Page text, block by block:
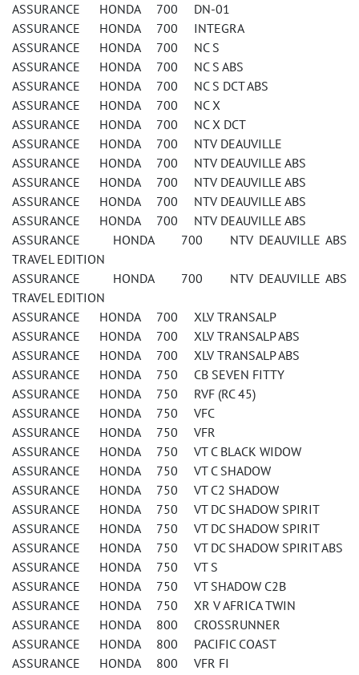
ASSURANCE HONDA 700 DN-01
ASSURANCE HONDA 700 INTEGRA
ASSURANCE HONDA 700 NC S
ASSURANCE HONDA 700 NC S ABS
ASSURANCE HONDA 700 NC S DCT ABS
ASSURANCE HONDA 700 NC X
ASSURANCE HONDA 700 NC X DCT
ASSURANCE HONDA 700 NTV DEAUVILLE
ASSURANCE HONDA 700 NTV DEAUVILLE ABS
ASSURANCE HONDA 700 NTV DEAUVILLE ABS
ASSURANCE HONDA 700 NTV DEAUVILLE ABS
ASSURANCE HONDA 700 NTV DEAUVILLE ABS
ASSURANCE HONDA 700 NTV DEAUVILLE ABS
TRAVEL EDITION
ASSURANCE HONDA 700 NTV DEAUVILLE ABS
TRAVEL EDITION
ASSURANCE HONDA 700 XLV TRANSALP
ASSURANCE HONDA 700 XLV TRANSALP ABS
ASSURANCE HONDA 700 XLV TRANSALP ABS
ASSURANCE HONDA 750 CB SEVEN FITTY
ASSURANCE HONDA 750 RVF (RC 45)
ASSURANCE HONDA 750 VFC
ASSURANCE HONDA 750 VFR
ASSURANCE HONDA 750 VT C BLACK WIDOW
ASSURANCE HONDA 750 VT C SHADOW
ASSURANCE HONDA 750 VT C2 SHADOW
ASSURANCE HONDA 750 VT DC SHADOW SPIRIT
ASSURANCE HONDA 750 VT DC SHADOW SPIRIT
ASSURANCE HONDA 750 VT DC SHADOW SPIRIT ABS
ASSURANCE HONDA 750 VT S
ASSURANCE HONDA 750 VT SHADOW C2B
ASSURANCE HONDA 750 XR V AFRICA TWIN
ASSURANCE HONDA 800 CROSSRUNNER
ASSURANCE HONDA 800 PACIFIC COAST
ASSURANCE HONDA 800 VFR FI